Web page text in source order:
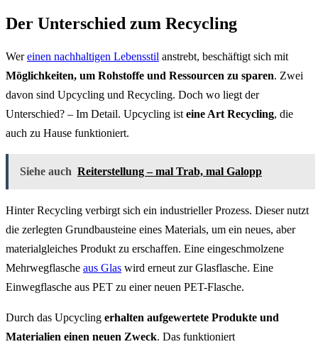
Der Unterschied zum Recycling
Wereinen nachhaltigen Lebensstil anstrebt, beschäftigt sich mit
Möglichkeiten, um Rohstoffe und Ressourcen zu sparen. Zwei
davon sind Upcycling und Recycling. Doch wo liegt der
Unterschied? – Im Detail. Upcycling isteine Art Recycling, die
auch zu Hause funktioniert.
Siehe auch Reiterstellung – mal Trab, mal Galopp
Hinter Recycling verbirgt sich ein industrieller Prozess. Dieser nutzt
die zerlegten Grundbausteine eines Materials, um ein neues, aber
materialgleiches Produkt zu erschaffen. Eine eingeschmolzene
Mehrwegflasche aus Glas wird erneut zur Glasflasche. Eine
Einwegflasche aus PET zu einer neuen PET-Flasche.
Durch das Upcycling erhalten aufgewertete Produkte und
Materialien einen neuen Zweck. Das funktioniert